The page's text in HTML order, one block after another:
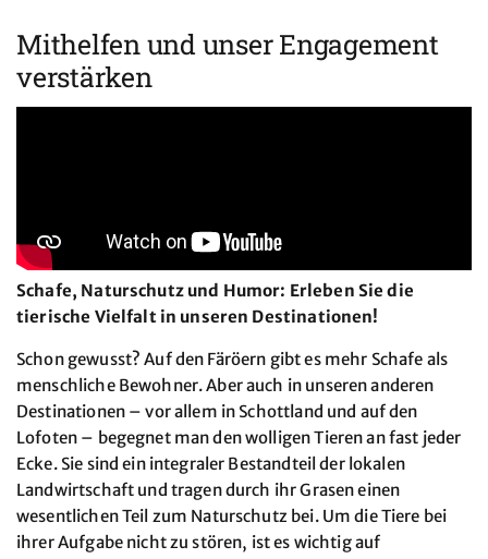
Mithelfen und unser Engagement
verstärken
Schafe, Naturschutz und Humor: Erleben Sie die
tierische Vielfalt in unseren Destinationen!
Schon gewusst? Auf den Färöern gibt es mehr Schafe als
menschliche Bewohner. Aber auch in unseren anderen
Destinationen – vor allem in Schottland und auf den
Lofoten – begegnet man den wolligen Tieren an fast jeder
Ecke. Sie sind ein integraler Bestandteil der lokalen
Landwirtschaft und tragen durch ihr Grasen einen
wesentlichen Teil zum Naturschutz bei. Um die Tiere bei
ihrer Aufgabe nicht zu stören, ist es wichtig auf